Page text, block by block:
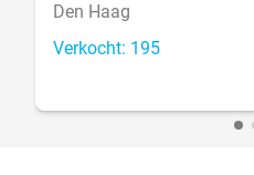
Den Haag
Verkocht: 195